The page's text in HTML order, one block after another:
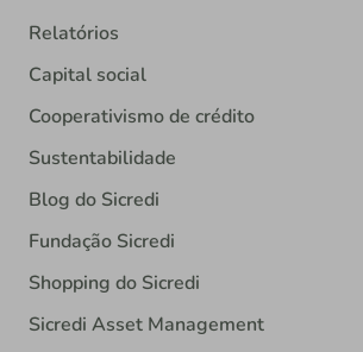
Relatórios
Capital social
Cooperativismo de crédito
Sustentabilidade
Blog do Sicredi
Fundação Sicredi
Shopping do Sicredi
Sicredi Asset Management